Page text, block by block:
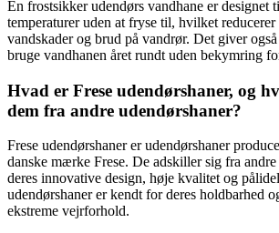
En frostsikker udendørs vandhane er designet
temperaturer uden at fryse til, hvilket
vandskader og brud på vandrør. Det giver
bruge vandhanen året rundt uden bekymring
Hvad er Frese udendørshaner, og
dem fra andre udendørshaner?
Frese udendørshaner er udendørshaner
danske mærke Frese. De adskiller sig fra
deres innovative design, høje kvalitet og
udendørshaner er kendt for deres holdbarhed
ekstreme vejrforhold.